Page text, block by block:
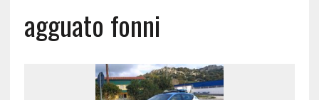
agguato fonni